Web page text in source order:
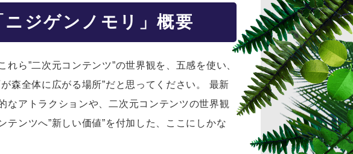
ジゲンノモリ」概要
ら”二次元コンテンツ”の世界観を、五感を使い、
森全体に広がる場所”だと思ってください。 最新
なアトラクションや、二次元コンテンツの世界観
ンツへ”新しい価値”を付加した、ここにしかな